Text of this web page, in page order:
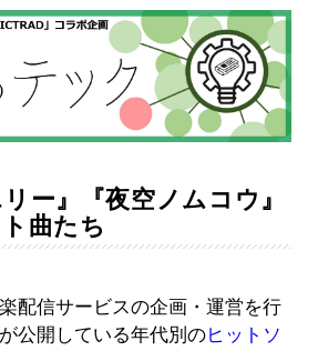
ー』『夜空ノムコウ』
曲たち
配信サービスの企画・運営を行
公開している年代別のヒットソ